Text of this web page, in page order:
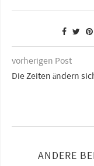
vorherigen Post
Die Zeiten ändern
ANDERE